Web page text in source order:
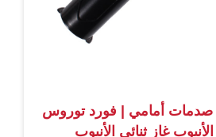
ممتص صدمات أمامي | فورد توروس